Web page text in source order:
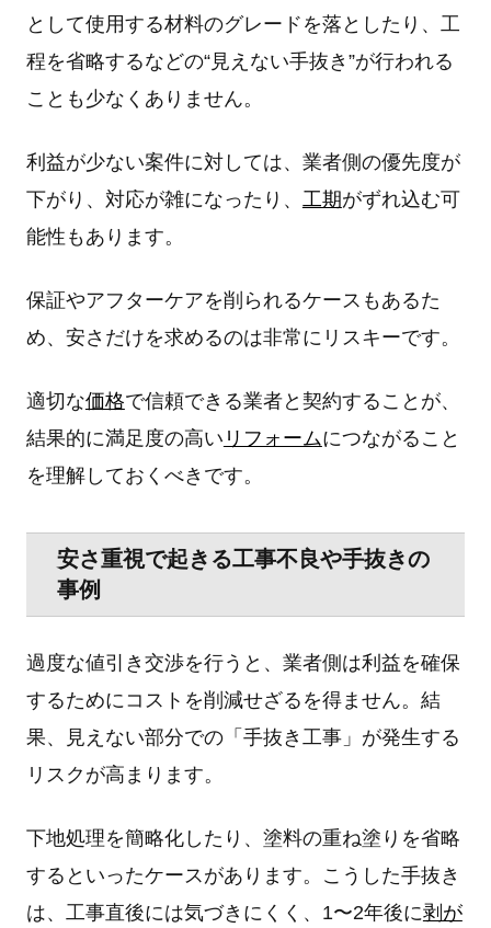
として使用する材料のグレードを落としたり、工
程を省略するなどの“見えない手抜き”が行われる
ことも少なくありません。
利益が少ない案件に対しては、業者側の優先度が
下がり、対応が雑になったり、 工期がずれ込む可
能性もあります。
保証やアフターケアを削られるケースもあるた
め、安さだけを求めるのは非常にリスキーです。
適切な価格で信頼できる業者と契約することが、
結果的に満足度の高い リフォームにつながること
を理解しておくべきです。
安さ重視で起きる工事不良や手抜きの
事例
過度な値引き交渉を行うと、業者側は利益を確保
するためにコストを削減せざるを得ません。結
果、見えない部分での「手抜き工事」が発生する
リスクが高まります。
下地処理を簡略化したり、塗料の重ね塗りを省略
するといったケースがあります。こうした手抜き
は、工事直後には気づきにくく、1〜2年後に剥が